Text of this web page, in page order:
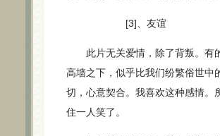
[3]、友谊
此片无关爱情，除了背叛。有
高墙之下，似乎比我们纷繁俗世中
切，心意契合。我喜欢这种感情。
住一人笑了。